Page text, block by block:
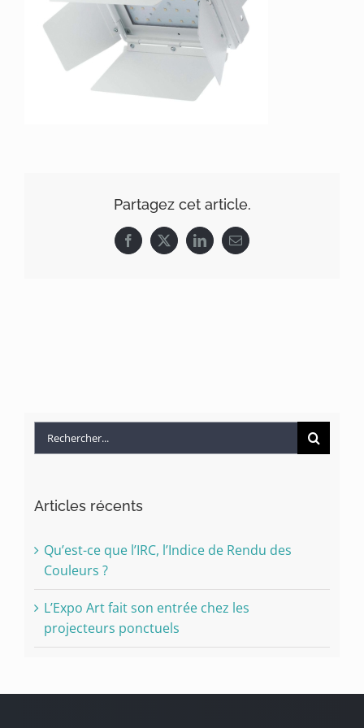
Partagez cet article.
Facebook
X LinkedInEmail
Rechercher:
Articles récents
Qu’est-ce que l’IRC, l’Indice de Rendu des
Couleurs ?
L’Expo Art fait son entrée chez les
projecteurs ponctuels